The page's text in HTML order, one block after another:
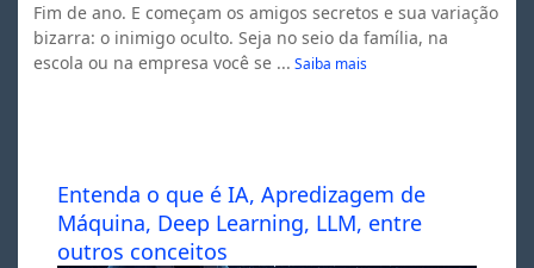
Fim de ano. E começam os amigos secretos e sua variação
bizarra: o inimigo oculto. Seja no seio da família, na
escola ou na empresa você se ... Saiba mais
Entenda o que é IA, Apredizagem de
Máquina, Deep Learning, LLM, entre
outros conceitos